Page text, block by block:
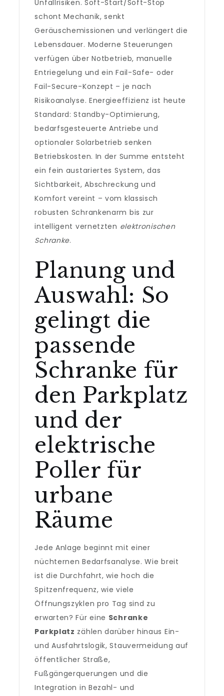
Unfallrisiken. Soft-Start/Soft-Stop
schont Mechanik, senkt
Geräuschemissionen und verlängert die
Lebensdauer. Moderne Steuerungen
verfügen über Notbetrieb, manuelle
Entriegelung und ein Fail-Safe- oder
Fail-Secure-Konzept – je nach
Risikoanalyse. Energieeffizienz ist heute
Standard: Standby-Optimierung,
bedarfsgesteuerte Antriebe und
optionaler Solarbetrieb senken
Betriebskosten. In der Summe entsteht
ein fein austariertes System, das
Sichtbarkeit, Abschreckung und
Komfort vereint – vom klassisch
robusten Schrankenarm bis zur
intelligent vernetzten elektronischen
Schranke.
Planung und
Auswahl: So
gelingt die
passende
Schranke für
den Parkplatz
und der
elektrische
Poller für
urbane
Räume
Jede Anlage beginnt mit einer
nüchternen Bedarfsanalyse. Wie breit
ist die Durchfahrt, wie hoch die
Spitzenfrequenz, wie viele
Öffnungszyklen pro Tag sind zu
erwarten? Für eine Schranke
Parkplatz zählen darüber hinaus Ein-
und Ausfahrtslogik, Stauvermeidung auf
öffentlicher Straße,
Fußgängerquerungen und die
Integration in Bezahl- und